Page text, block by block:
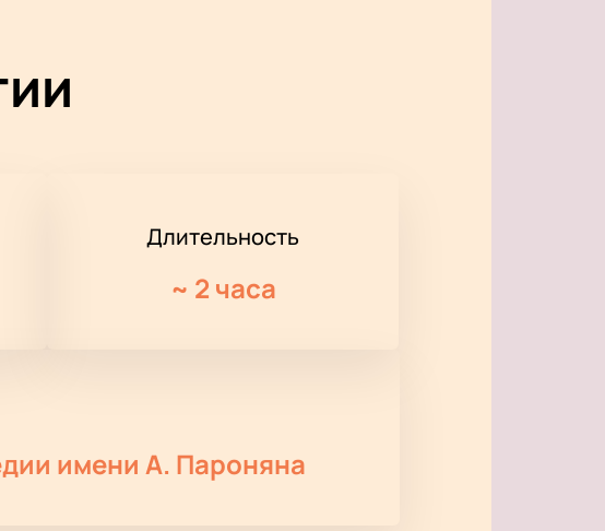
Длительность
~ 2 часа
имени А. Пароняна